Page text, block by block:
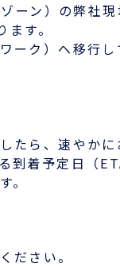
ーン）の弊社
す。
ーク）へ移行
たら、速やか
到着予定日（
。
ださい。